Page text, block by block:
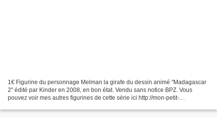
1€ Figurine du personnage Melman la girafe du dessin animé "Madagascar
2" édité par Kinder en 2008, en bon état. Vendu sans notice BPZ. Vous
pouvez voir mes autres figurines de cette série ici http://mon-petit-